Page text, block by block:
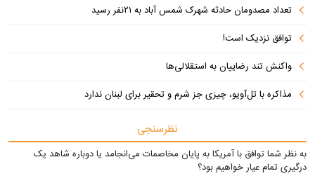
تعداد مصدومان حادثه شهرک شمس آباد به ۲۱نفر رسید
توافق نزدیک است!
واکنش تند رضاییان به استقلالی‌ها
مذاکره با تل‌آویو، چیزی جز شرم و تحقیر برای لبنان ندارد
نظرسنجی
به نظر شما توافق با آمریکا به پایان مخاصمات می‌انجامد یا دوباره شاهد یک
درگیری تمام عیار خواهیم بود؟